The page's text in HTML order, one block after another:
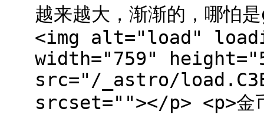
越来越大，渐渐的，哪怕
<img alt="load"
width="759"
src="/_astro/
srcset=""></p> <p>金